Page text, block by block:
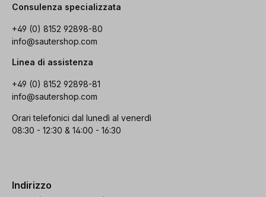
Consulenza specializzata
+49 (0) 8152 92898-80
info@sautershop.com
Linea di assistenza
+49 (0) 8152 92898-81
info@sautershop.com
Orari telefonici dal lunedì al venerdì
08:30 - 12:30 & 14:00 - 16:30
Indirizzo